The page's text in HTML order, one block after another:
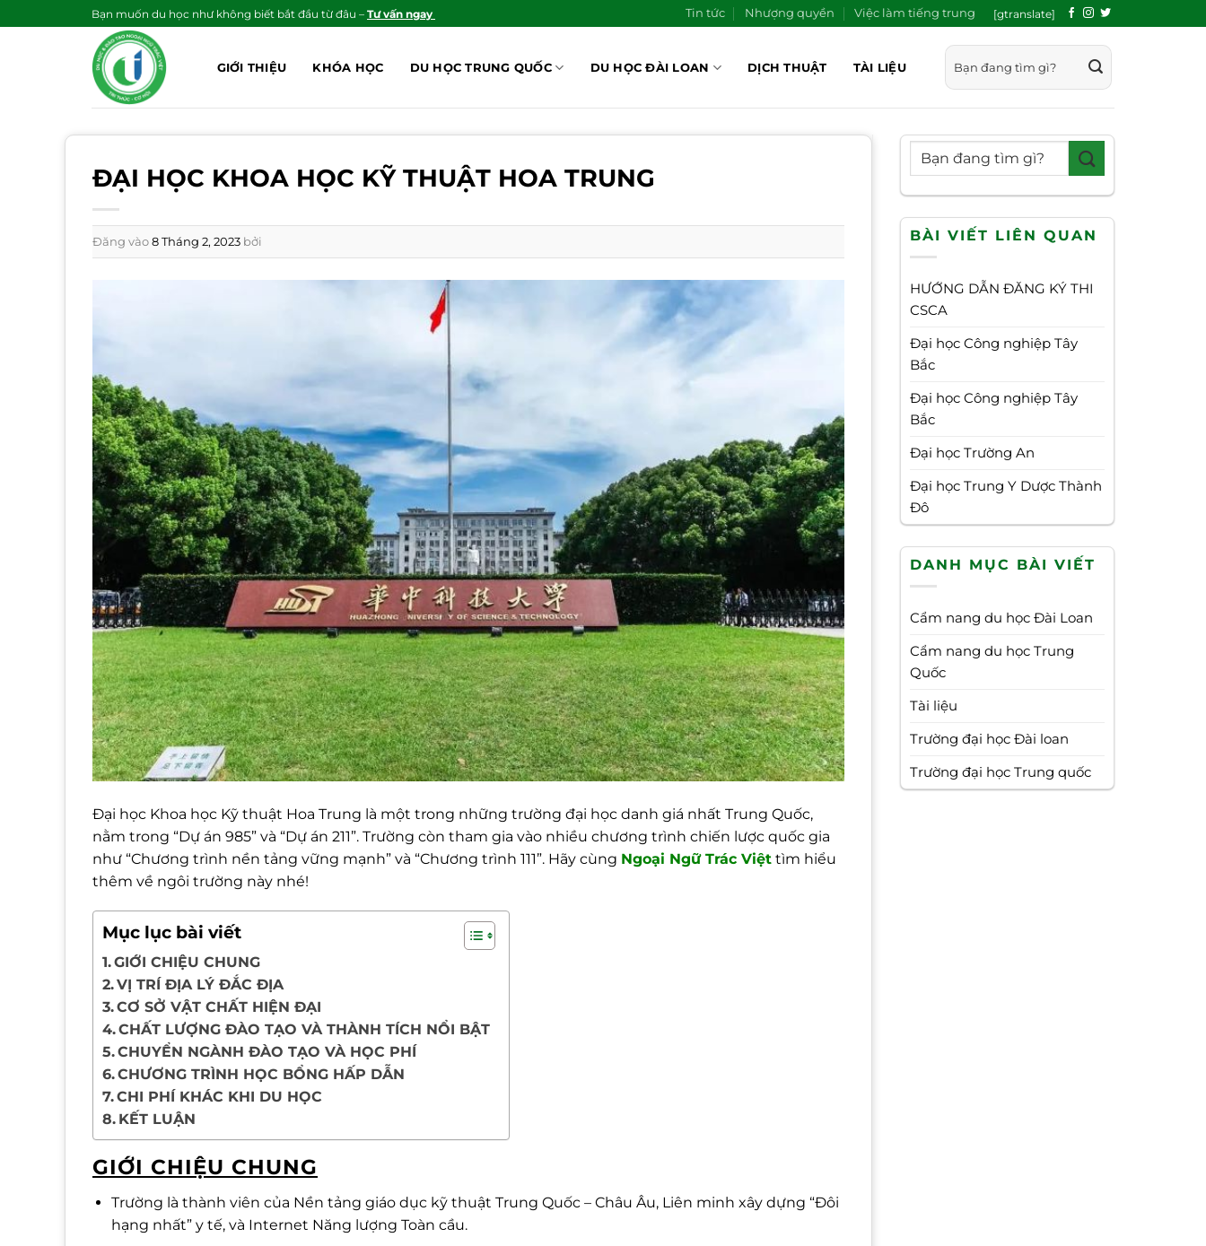
qua
Bạn muốn du học như không biết bắt đầu từ đâu – Tư vấn ngay Tin tức Nhượng quyền Việc làm tiếng trung [gtranslate]
GIỚI THIỆU KHÓA HỌC DU HỌC TRUNG QUỐC DU HỌC ĐÀI LOAN DỊCH THUẬT TÀI LIỆU
ĐẠI HỌC KHOA HỌC KỸ THUẬT HOA TRUNG
Đăng vào8 Tháng 2, 2023 bởi
Đại học Khoa học Kỹ thuật Hoa Trung là một trong những trường đại học danh giá nhất Trung Quốc,
nằm trong “Dự án 985” và “Dự án 211”. Trường còn tham gia vào nhiều chương trình chiến lược quốc gia
như “Chương trình nền tảng vững mạnh” và “Chương trình 111”. Hãy cùng Ngoại Ngữ Trác Việt tìm hiểu
thêm về ngôi trường này nhé!
Mục lục bài viết
GIỚI CHIỆU CHUNG
VỊ TRÍ ĐỊA LÝ ĐẮC ĐỊA
CƠ SỞ VẬT CHẤT HIỆN ĐẠI
CHẤT LƯỢNG ĐÀO TẠO VÀ THÀNH TÍCH NỔI BẬT
CHUYỂN NGÀNH ĐÀO TẠO VÀ HỌC PHÍ
CHƯƠNG TRÌNH HỌC BỔNG HẤP DẪN
CHI PHÍ KHÁC KHI DU HỌC
KẾT LUẬN
GIỚI CHIỆU CHUNG
Trường là thành viên của Nền tảng giáo dục kỹ thuật Trung Quốc – Châu Âu, Liên minh xây dựng “Đôi
hạng nhất” y tế, và Internet Năng lượng Toàn cầu.
BÀI VIẾT LIÊN QUAN
HƯỚNG DẪN ĐĂNG KÝ THI
CSCA
Đại học Công nghiệp Tây
Bắc
Đại học Công nghiệp Tây
Bắc
Đại học Trường An
Đại học Trung Y Dược Thành
Đô
DANH MỤC BÀI VIẾT
Cẩm nang du học Đài Loan
Cẩm nang du học Trung
Quốc
Tài liệu
Trường đại học Đài loan
Trường đại học Trung quốc